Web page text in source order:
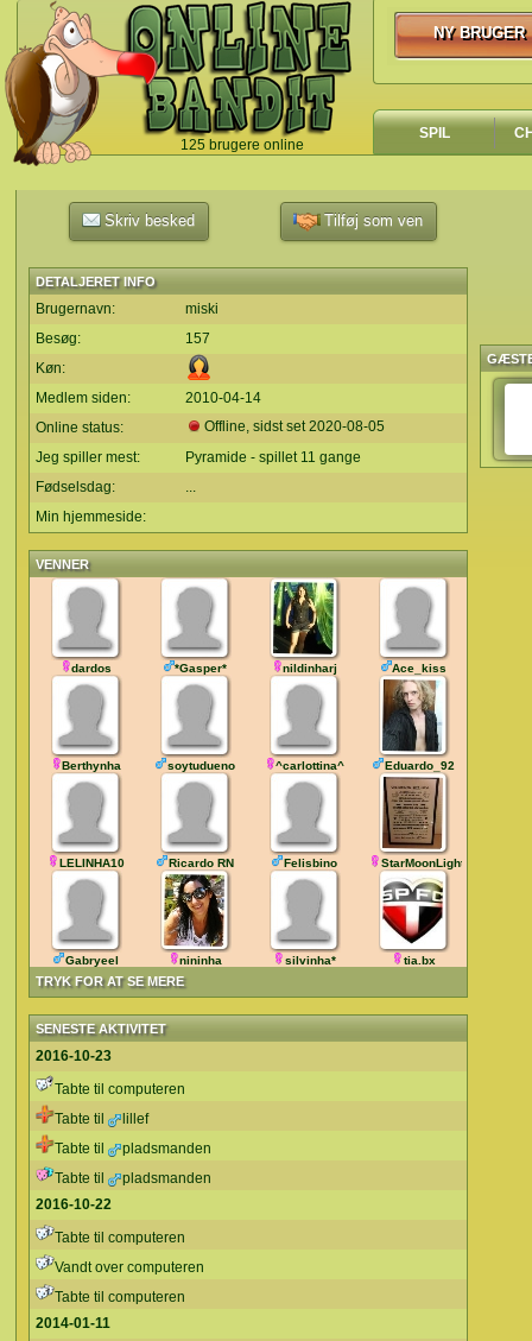
125 brugere online
`
NY BRUGER
NY BRUGER
SPIL
Skriv besked Tilføj som ven
DETALJERET INFO
Brugernavn:
miski
Besøg:
157
Køn:
Medlem siden:
2010-04-14
Online status:
Offline, sidst set2020-08-05
Jeg spiller mest:
Pyramide - spillet 11 gange
Fødselsdag:
...
Min hjemmeside:
VENNER
TRYK FOR AT SE MERE
dardos *Gasper* nildinharj Ace_kiss
Berthynha soytudueno ^carlottina^ Eduardo_92
LELINHA10 Ricardo RN Felisbino StarMoonLight
Gabryeel nininha silvinha* tia.bx
SENESTE AKTIVITET
2016-10-23
Tabte til computeren
Tabte til
lillef
Tabte til
pladsmanden
Tabte til
pladsmanden
2016-10-22
Tabte til computeren
Vandt over computeren
Tabte til computeren
2014-01-11